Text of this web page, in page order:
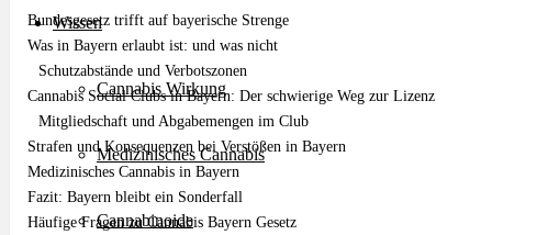
Wissen
Cannabis Wirkung
Medizinisches Cannabis
Cannabinoide
Bundesgesetz trifft auf bayerische Strenge
Was in Bayern erlaubt ist: und was nicht
Schutzabstände und Verbotszonen
Cannabis Social Clubs in Bayern: Der schwierige Weg zur Lizenz
Mitgliedschaft und Abgabemengen im Club
Strafen und Konsequenzen bei Verstößen in Bayern
Medizinisches Cannabis in Bayern
Fazit: Bayern bleibt ein Sonderfall
Häufige Fragen zu Cannabis Bayern Gesetz